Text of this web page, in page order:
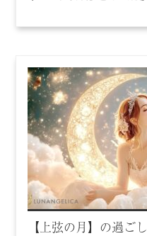
【上弦の月】の過ご